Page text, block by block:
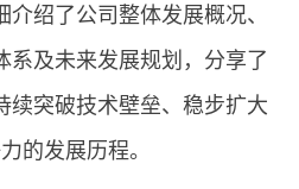
绍了公司整体发展概况、
系及未来发展规划，分享了
续突破技术壁垒、稳步扩大
的发展历程。